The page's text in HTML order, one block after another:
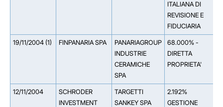
ITALIANA DI
REVISIONE E
FIDUCIARIA
19/11/2004 (1) FINPANARIA SPA
PANARIAGROUP
INDUSTRIE
CERAMICHE
SPA
68.000% -
DIRETTA
PROPRIETA'
12/11/2004
SCHRODER
INVESTMENT
TARGETTI
SANKEY SPA
2.192%
GESTIONE